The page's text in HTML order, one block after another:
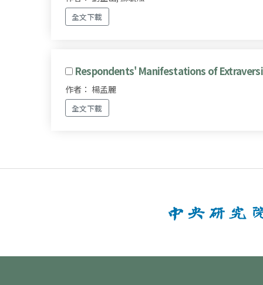
全文下載
Respondents' Manifestations of
作者： 楊孟麗
全文下載